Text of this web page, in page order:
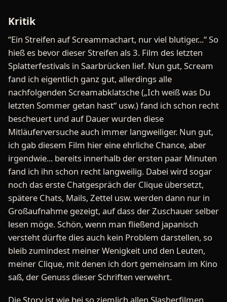
Kritik
“Ein Streifen auf Screammachart, nur viel blutiger...“ So
hieß es bevor dieser Streifen als 3. Film des letzten
Splatterfestivals in Saarbrücken lief. Nun gut, Scream
fand ich eigentlich ganz gut, allerdings alle
nachfolgenden Screamabklatsche („Ich weiß was Du
letzten Sommer getan hast“ usw.) fand ich schon recht
bescheuert und auf Dauer wurden diese
Mitläuferversuche auch immer langweiliger. Nun gut,
ich gab diesem Film hier eine ehrliche Chance, aber
irgendwie... bereits innerhalb der ersten paar Minuten
fand ich ihn schon recht langweilig. Dabei wird sogar
noch das erste Chatgespräch der Clique übersetzt,
spätere Chats, Mails, Zettel usw. werden dann nur in
Großaufnahme gezeigt, auf dass der Zuschauer selber
lesen möge. Schön, wenn man fließend japanisch
versteht dürfte dies auch kein Problem darstellen, so
bleib zumindest meiner Wenigkeit und den Leuten,
meiner Clique, mit denen ich dort gemeinsam im Kino
saß, der Genuss dieser Schriften verwehrt.